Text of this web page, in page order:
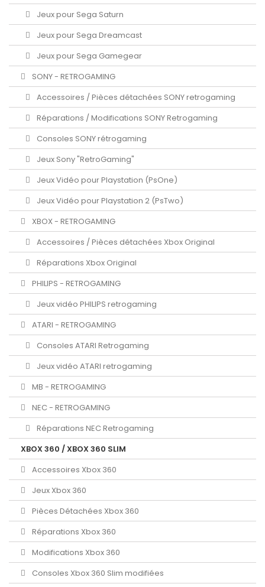
Jeux pour Sega Saturn
Jeux pour Sega Dreamcast
Jeux pour Sega Gamegear
SONY - RETROGAMING
Accessoires / Pièces détachées SONY retrogaming
Réparations / Modifications SONY Retrogaming
Consoles SONY rétrogaming
Jeux Sony "RetroGaming"
Jeux Vidéo pour Playstation (PsOne)
Jeux Vidéo pour Playstation 2 (PsTwo)
XBOX - RETROGAMING
Accessoires / Pièces détachées Xbox Original
Réparations Xbox Original
PHILIPS - RETROGAMING
Jeux vidéo PHILIPS retrogaming
ATARI - RETROGAMING
Consoles ATARI Retrogaming
Jeux vidéo ATARI retrogaming
MB - RETROGAMING
NEC - RETROGAMING
Réparations NEC Retrogaming
XBOX 360 / XBOX 360 SLIM
Accessoires Xbox 360
Jeux Xbox 360
Pièces Détachées Xbox 360
Réparations Xbox 360
Modifications Xbox 360
Consoles Xbox 360 Slim modifiées